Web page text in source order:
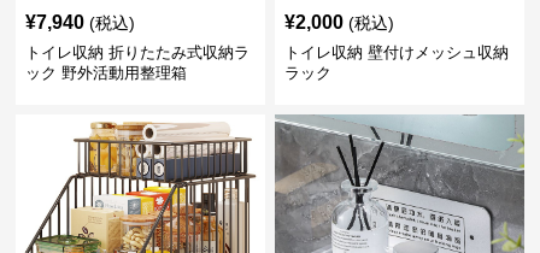
¥7,940 (税込)
トイレ収納 折りたたみ式収納ラ
ック 野外活動用整理箱
¥2,000 (税込)
トイレ収納 壁付けメッシュ収納
ラック